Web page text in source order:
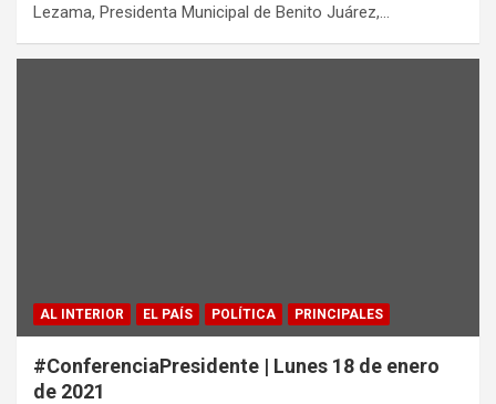
Lezama, Presidenta Municipal de Benito Juárez,…
AL INTERIOR EL PAÍS POLÍTICA PRINCIPALES
#ConferenciaPresidente | Lunes 18 de enero
de 2021